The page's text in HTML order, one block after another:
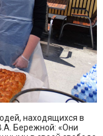
находящихся в
Бережной: «Они